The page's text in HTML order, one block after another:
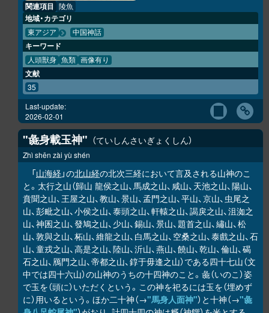
関連項目 陵魚
地域・カテゴリ
東アジア 中国神話
キーワード
人頭獣身 魚類 画像有り
文献
35
Last-update:
2026-02-01
"彘身載玉神" ていしんさいぎょくしん
Zhì shēn zài yù shén
「山海経 」の北山経の北次三経において言及される山神のこ
と。太行之山（歸山 龍侯之山、馬成之山、咸山、天池之山、陽山、
賁聞之山、王屋之山、教山、景山、孟門之山、平山、京山、虫尾之
山、彭毗之山、小侯之山、泰頭之山、軒轅之山、謁戾之山、沮洳之
山、神囷之山、發鳩之山、少山、錫山、景山、題首之山、繡山、松
山、敦與之山、柘山、維龍之山、白馬之山、空桑之山、泰戲之山、石
山、童戎之山、高是之山、陸山、沂山、燕山、饒山、乾山、倫山、碣
石之山、鴈門之山、帝都之山、錞于毋逢之山）である四十七山（文
中では四十六山）の山神のうちの十四神のこと。彘（いのこ）姿
で玉を（頭に）いただくという。この神を祀るには玉を（埋めず
に）用いるという。ほか二十神（→"馬身人面神"）と十神（→"彘